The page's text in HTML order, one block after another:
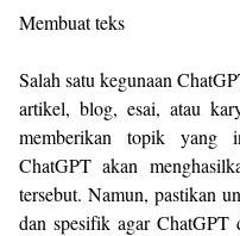
Membuat teks
Salah satu kegunaan
artikel, blog, esai, atau
memberikan topik yang
ChatGPT akan
tersebut. Namun, pastikan
dan spesifik agar ChatGPT